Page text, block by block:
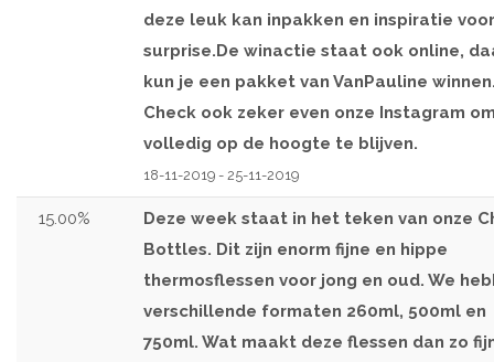
deze leuk kan inpakken en inspiratie
surprise.De winactie staat ook online,
kun je een pakket van VanPauline
Check ook zeker even onze Instagram
volledig op de hoogte te blijven.
18-11-2019 - 25-11-2019
15.00%
Deze week staat in het teken van onze
Bottles. Dit zijn enorm fijne en hippe
thermosflessen voor jong en oud. We
verschillende formaten 260ml, 500ml en
750ml. Wat maakt deze flessen dan zo